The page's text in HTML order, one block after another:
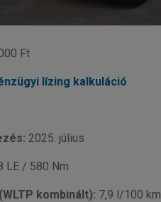
Ft
lízing kalkuláció
2025. július
LE / 580 Nm
kombinált): 7,9 l/100 km